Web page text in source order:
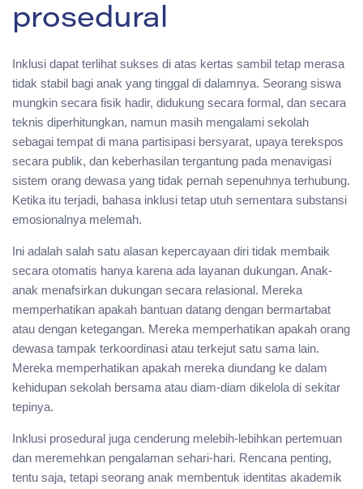
prosedural
Inklusi dapat terlihat sukses di atas kertas sambil tetap merasa
tidak stabil bagi anak yang tinggal di dalamnya. Seorang siswa
mungkin secara fisik hadir, didukung secara formal, dan secara
teknis diperhitungkan, namun masih mengalami sekolah
sebagai tempat di mana partisipasi bersyarat, upaya terekspos
secara publik, dan keberhasilan tergantung pada menavigasi
sistem orang dewasa yang tidak pernah sepenuhnya terhubung.
Ketika itu terjadi, bahasa inklusi tetap utuh sementara substansi
emosionalnya melemah.
Ini adalah salah satu alasan kepercayaan diri tidak membaik
secara otomatis hanya karena ada layanan dukungan. Anak-
anak menafsirkan dukungan secara relasional. Mereka
memperhatikan apakah bantuan datang dengan bermartabat
atau dengan ketegangan. Mereka memperhatikan apakah orang
dewasa tampak terkoordinasi atau terkejut satu sama lain.
Mereka memperhatikan apakah mereka diundang ke dalam
kehidupan sekolah bersama atau diam-diam dikelola di sekitar
tepinya.
Inklusi prosedural juga cenderung melebih-lebihkan pertemuan
dan meremehkan pengalaman sehari-hari. Rencana penting,
tentu saja, tetapi seorang anak membentuk identitas akademik